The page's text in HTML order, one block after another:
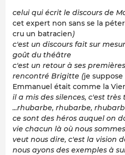
celui qui écrit le discours de
cet expert non sans se la
cru un batracien)
c'est un discours fait sur
goût du théâtre
c'est un retour à ses
rencontré Brigitte (je
Emmanuel était comme la
il a mis des silences, c'est
...rhubarbe, rhubarbe,
ce sont des héros auquel on
vie chacun là où nous
veut nous dire, c'est la vision
nous ayons des exemples à